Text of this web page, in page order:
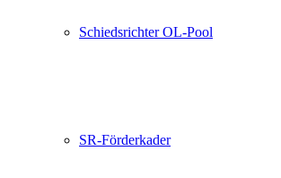
Schiedsrichter OL-Pool
SR-Förderkader